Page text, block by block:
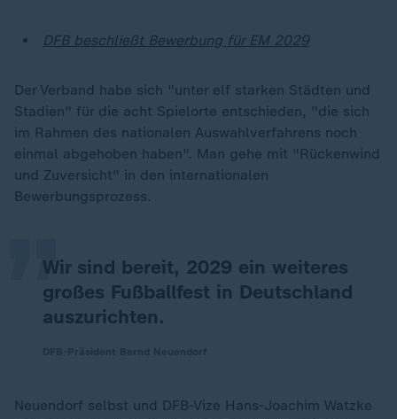
DFB beschließt Bewerbung für EM 2029
Der Verband habe sich "unter elf starken Städten und
Stadien" für die acht Spielorte entschieden, "die sich
im Rahmen des nationalen Auswahlverfahrens noch
einmal abgehoben haben". Man gehe mit "Rückenwind
und Zuversicht" in den internationalen
Bewerbungsprozess.
Wir sind bereit, 2029 ein weiteres
großes Fußballfest in Deutschland
auszurichten.
„
Neuendorf selbst und DFB-Vize Hans-Joachim Watzke